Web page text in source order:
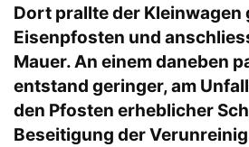
Dort prallte der Kleinwagen
Eisenpfosten und
Mauer. An einem daneben
entstand geringer, am
den Pfosten erheblicher
Beseitigung der